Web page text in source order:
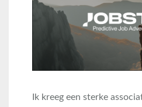
Ik kreeg een sterke